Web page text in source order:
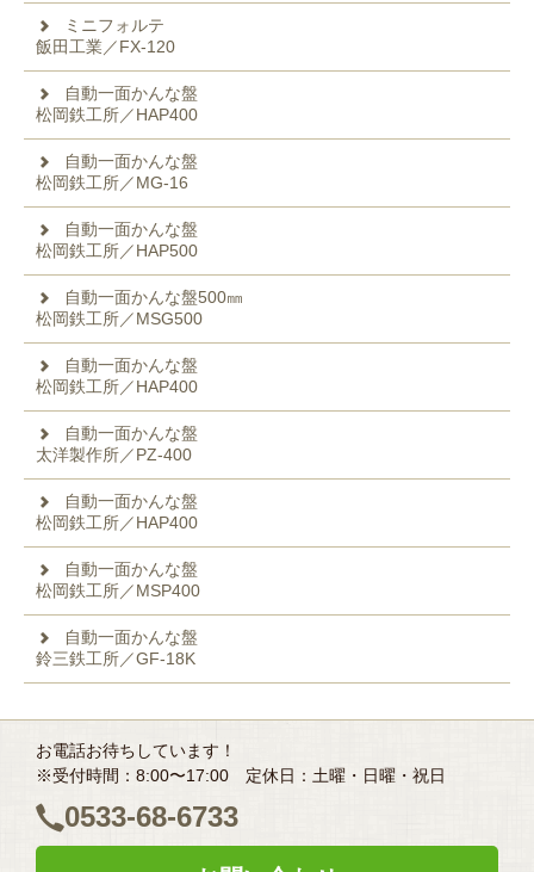
ミニフォルテ
飯田工業／FX-120
自動一面かんな盤
松岡鉄工所／HAP400
自動一面かんな盤
松岡鉄工所／MG-16
自動一面かんな盤
松岡鉄工所／HAP500
自動一面かんな盤500㎜
松岡鉄工所／MSG500
自動一面かんな盤
松岡鉄工所／HAP400
自動一面かんな盤
太洋製作所／PZ‐400
自動一面かんな盤
松岡鉄工所／HAP400
自動一面かんな盤
松岡鉄工所／MSP400
自動一面かんな盤
鈴三鉄工所／GF-18K
お電話お待ちしています！
※受付時間：8:00〜17:00 定休日：土曜・日曜・祝日
0533-68-6733